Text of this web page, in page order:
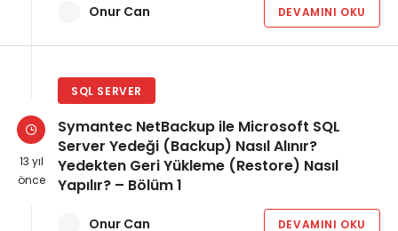
Onur Can DEVAMINI OKU
13 yıl
önce
SQL SERVER
Symantec NetBackup ile Microsoft SQL
Server Yedeği (Backup) Nasıl Alınır?
Yedekten Geri Yükleme (Restore) Nasıl
Yapılır? – Bölüm 1
Onur Can DEVAMINI OKU